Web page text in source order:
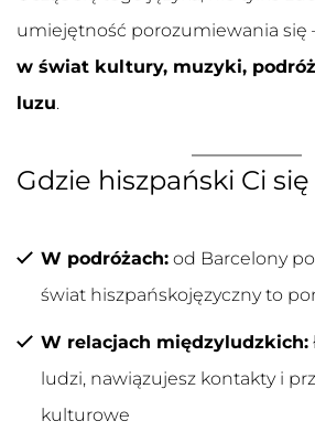
umiejętność porozumiewania się
w świat kultury, muzyki,
luzu.
Gdzie hiszpański Ci
W podróżach: od Barcelony
świat hiszpańskojęzyczny to
W relacjach międzyludzkich:
ludzi, nawiązujesz kontakty i
kulturowe